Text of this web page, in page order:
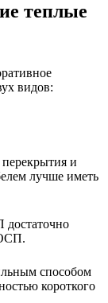
теплые
видов:
и
лучше иметь
достаточно
способом
короткого